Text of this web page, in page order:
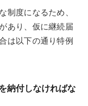
制度になるため、
あり、仮に継続届
は以下の通り特例
納付しなければな